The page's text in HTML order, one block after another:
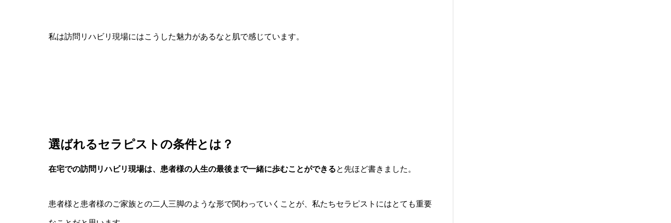
私は訪問リハビリ現場にはこうした魅力があるなと肌で感じています。
選ばれるセラピストの条件とは？
在宅での訪問リハビリ現場は、患者様の人生の最後まで一緒に歩むことができると先ほど書きました。
患者様と患者様のご家族との二人三脚のような形で関わっていくことが、私たちセラピストにはとても重要